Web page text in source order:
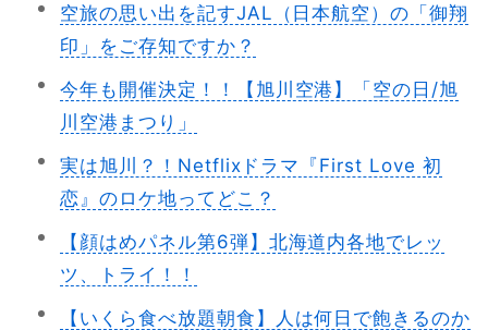
空旅の思い出を記すJAL（日本航空）の「御翔
印」をご存知ですか？
今年も開催決定！！【旭川空港】「空の日/旭
川空港まつり」
実は旭川？！Netflixドラマ『First Love 初
恋』のロケ地ってどこ？
【顔はめパネル第6弾】北海道内各地でレッ
ツ、トライ！！
【いくら食べ放題朝食】人は何日で飽きるのか